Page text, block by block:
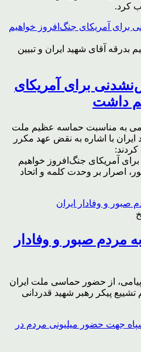
کرد.
بدرقه آقای شهید ایران و تبیین
برای آمریکای
داشت
به مناسبت حماسه عظیم ملت
ایران با اشاره به نقض عهد مکرر
کردند:
آمریکای جنگ‌افروز خواهیم
اصرار بر وحدت کلمه و اتحاد
مردم صبور و وفادار
از حضور حماسی ملت ایران
پیکر رهبر شهید قدردانی